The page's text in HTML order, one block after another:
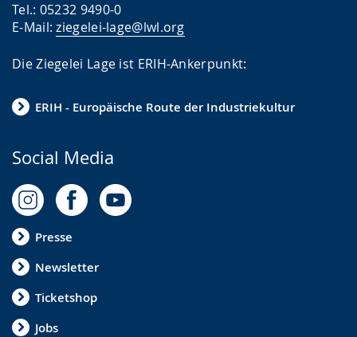
Tel.: 05232 9490-0
E-Mail:ziegelei-lage@lwl.org
Die Ziegelei Lage ist ERIH-Ankerpunkt:
ERIH - Europäische Route der Industriekultur
Social Media
Presse
Newsletter
Ticketshop
Jobs